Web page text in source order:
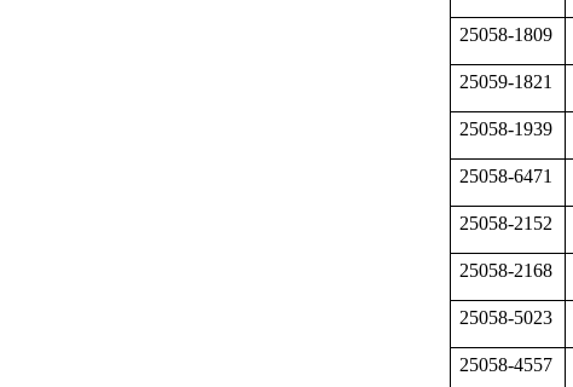
25058-1809
25059-1821
25058-1939
25058-6471
25058-2152
25058-2168
25058-5023
25058-4557